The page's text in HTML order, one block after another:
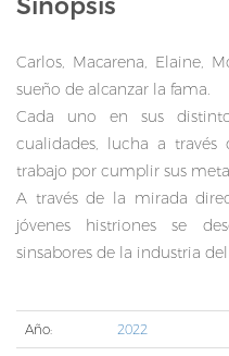
Sinopsis
Carlos, Macarena, Elaine,
sueño de alcanzar la fama.
Cada uno en sus
cualidades, lucha a través
trabajo por cumplir sus
A través de la mirada
jóvenes histriones se
sinsabores de la industria
Año: 2022